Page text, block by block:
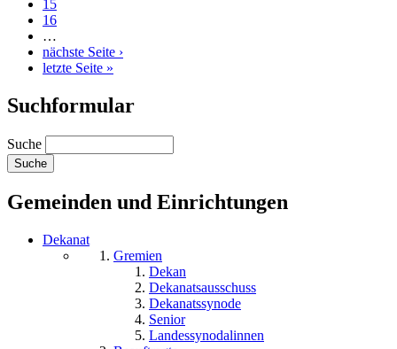
15
16
…
nächste Seite ›
letzte Seite »
Suchformular
Suche
Gemeinden und Einrichtungen
Dekanat
Gremien
Dekan
Dekanatsausschuss
Dekanatssynode
Senior
Landessynodalinnen